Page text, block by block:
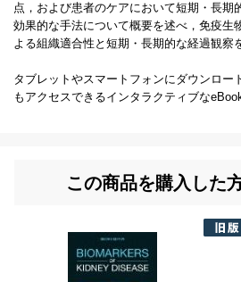
点，および患者のケアにおいて短期・長期
効果的な手法について概要を述べ，免疫生
よる組織適合性と短期・長期的な経過観察
タブレットやスマートフォンにダウンロー
もアクセスできるインタラクティブな
この商品を購入した